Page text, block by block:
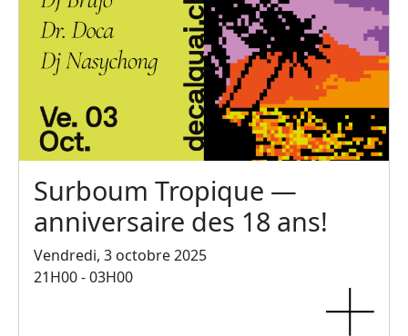
Surboum Tropique —
anniversaire des 18 ans!
Vendredi, 3 octobre 2025
21H00 - 03H00